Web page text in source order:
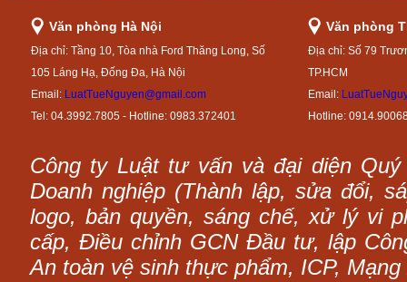
Văn phòng Hà Nội
Địa chỉ: Tầng 10, Tòa nhà Ford Thăng Long, Số
105 Láng Hạ, Đống Đa, Hà Nội
Email: LuatTueNguyen@gmail.com
Tel: 04.3992.7805 - Hotline: 0983.372401
Văn phòng
Địa chỉ: Số 79
TP.HCM
Email:
Hotline:
Công ty Luật tư vấn và đại diện
Doanh nghiệp (Thành lập, sửa đổi,
logo, bản quyền, sáng chế, xử lý vi
cấp, Điều chỉnh GCN Đầu tư, lập
An toàn vệ sinh thực phẩm, ICP,